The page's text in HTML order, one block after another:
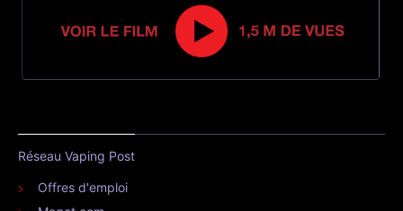
Réseau Vaping Post
Offres d'emploi